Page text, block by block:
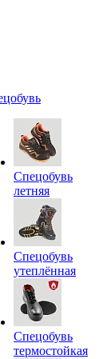
Спецобувь
летняя
Спецобувь
утеплённая
Спецобувь
термостойкая